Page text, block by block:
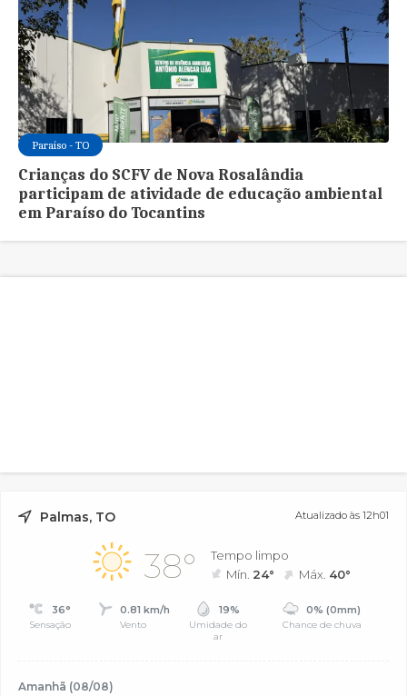
Paraíso - TO
Crianças do SCFV de Nova Rosalândia
participam de atividade de educação ambiental
em Paraíso do Tocantins
Palmas, TO Atualizado às 12h01
38°
Tempo limpo
Mín. 24° Máx. 40°
36°
Sensação
0.81 km/h
Vento
19%
Umidade do
ar
0% (0mm)
Chance de chuva
Amanhã (08/08)